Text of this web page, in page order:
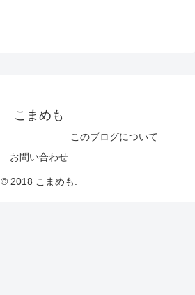
こまめも
このブログについて
お問い合わせ
© 2018 こまめも.